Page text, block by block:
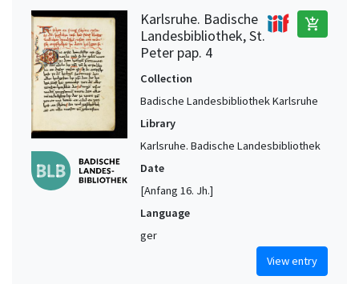
Karlsruhe. Badische
Landesbibliothek, St.
Peter pap. 4
add_shopping_cart
Collection
Badische Landesbibliothek Karlsruhe
Library
Karlsruhe. Badische Landesbibliothek
Date
[Anfang 16. Jh.]
Language
ger
View entry